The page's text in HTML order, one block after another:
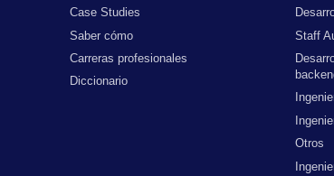
Case Studies
Saber cómo
Carreras profesionales
Diccionario
Staff
Otros